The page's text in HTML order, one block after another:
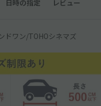
日時の指定 レビュー
ドワン/TOHOシネマズ